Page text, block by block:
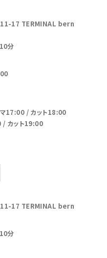
11-17 TERMINAL bern
分
マ17:00 / カット18:00
/ カット19:00
11-17 TERMINAL bern
分